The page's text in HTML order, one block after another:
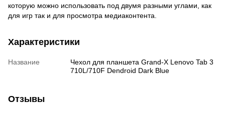
которую можно использовать под двумя разными углами, как
для игр так и для просмотра медиаконтента.
Характеристики
Название
Чехол для планшета Grand-X Lenovo Tab 3
710L/710F Dendroid Dark Blue
Отзывы